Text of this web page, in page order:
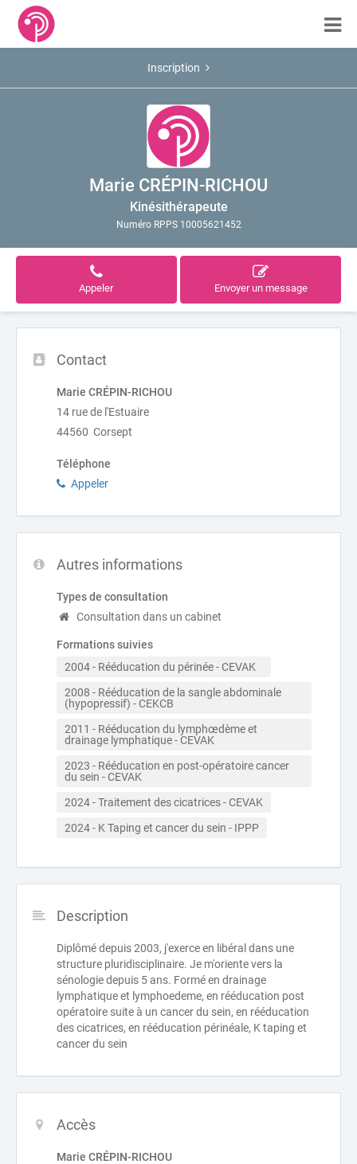
Inscription
Marie CRÉPIN-RICHOU
Kinésithérapeute
Numéro RPPS 10005621452
Appeler Envoyer un message
Contact
Marie CRÉPIN-RICHOU
14 rue de l'Estuaire
44560 Corsept
Téléphone
Appeler
Autres informations
Types de consultation
Consultation dans un cabinet
Formations suivies
2004 - Rééducation du périnée - CEVAK
2008 - Rééducation de la sangle abdominale
(hypopressif) - CEKCB
2011 - Rééducation du lymphœdème et
drainage lymphatique - CEVAK
2023 - Rééducation en post-opératoire cancer
du sein - CEVAK
2024 - Traitement des cicatrices - CEVAK
2024 - K Taping et cancer du sein - IPPP
Description
Diplômé depuis 2003, j'exerce en libéral dans une
structure pluridisciplinaire. Je m'oriente vers la
sénologie depuis 5 ans. Formé en drainage
lymphatique et lymphoedeme, en rééducation post
opératoire suite à un cancer du sein, en rééducation
des cicatrices, en rééducation périnéale, K taping et
cancer du sein
Accès
Marie CRÉPIN-RICHOU